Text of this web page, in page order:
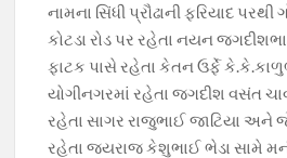
નામના સિંધી પ્રૌઢાની ફરિયાદ પરથી
કોટડા રોડ પર રહેતા નયન
ફાટક પાસે રહેતા કેતન ઉર્ફે
યોગીનગરમાં રહેતા જગદીશ વસંત
રહેતા સાગર રાજુભાઈ જાટિયા અને
રહેતા જયરાજ કેશુભાઈ ભેડા સામે